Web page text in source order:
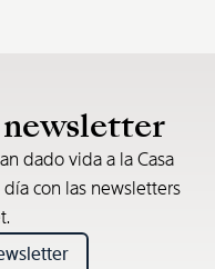
dado vida a la Casa
con las newsletters